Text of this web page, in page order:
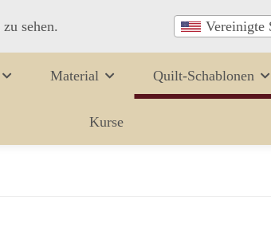
sehen. Vereinigte
Material Quilt-Schablonen
Kurse